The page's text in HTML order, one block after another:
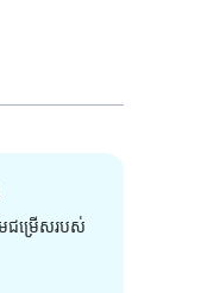
ជម្រើសរបស់